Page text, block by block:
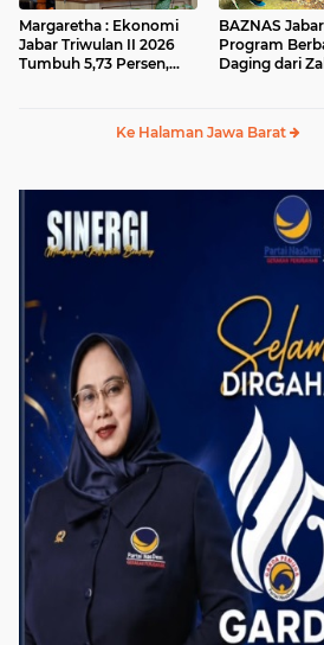
Margaretha : Ekonomi
Jabar Triwulan II 2026
Tumbuh 5,73 Persen,
BAZNAS Jabar Salurkan
Program
Daging dari
Ke Halaman Jawa Barat